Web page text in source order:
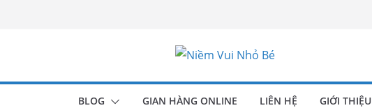
BLOG GIAN HÀNG ONLINE LIÊN HỆ GIỚI THIỆU